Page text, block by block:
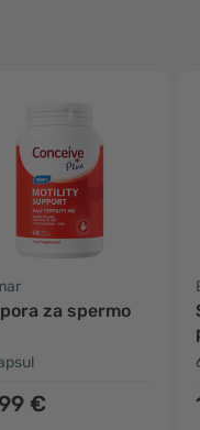
za spermo
€